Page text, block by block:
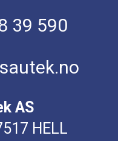
39 590
AS
HELL